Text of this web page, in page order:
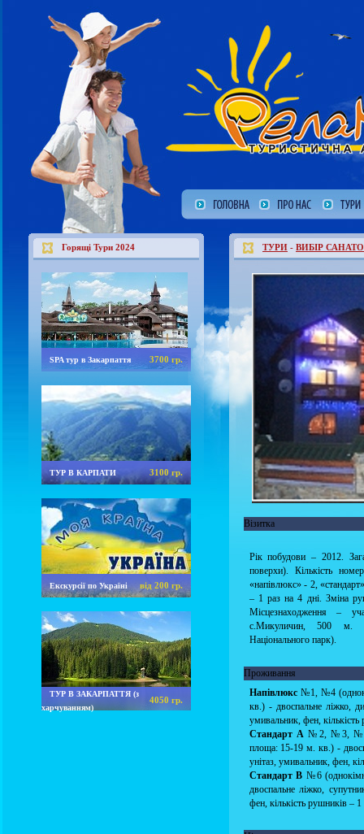
Горящі Тури 2024
SPA тур в Закарпаття 3700 гр.
ТУР В КАРПАТИ 3100 гр.
Екскурсії по Україні від 200 гр.
ТУР В ЗАКАРПАТТЯ (з
харчуванням)
4050 гр.
ТУРИ - ВИБІР
Візитка
Рік побудови – 2012.
поверхи). Кількість
«напівлюкс» - 2,
– 1 раз на 4 дні. Зміна
Місцезнаходження –
с.Микуличин, 500 м. до
Національного парк).
Проживання
Напівлюкс№1, №4
кв.) - двоспальне ліжко,
умивальник, фен,
Стандарт А№2, №3, №5,
площа: 15-19 м. кв.) -
унітаз, умивальник, фен,
Стандарт В №6
двоспальне ліжко,
фен, кількість рушників –